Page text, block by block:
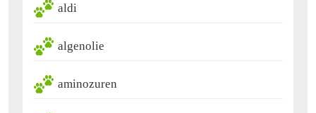
aldi
algenolie
aminozuren